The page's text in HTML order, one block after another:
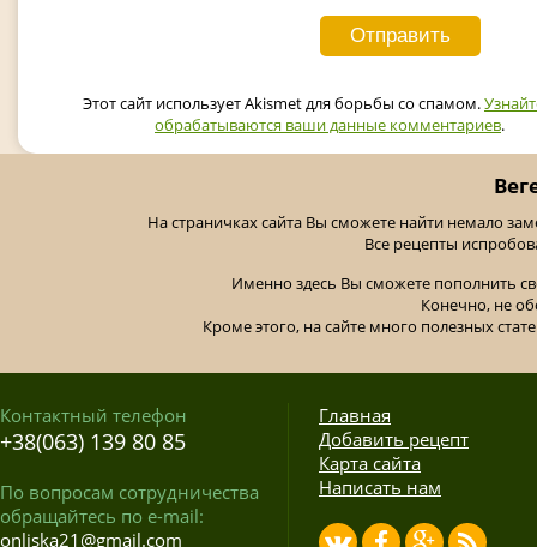
Этот сайт использует Akismet для борьбы со спамом.
обрабатываются ваши данные комментариев.
На страничках сайта Вы сможете найти немало
Все рецепты
Именно здесь Вы сможете пополнить
Конечно, не
Кроме этого, на сайте много полезных
Контактный телефон
+38(063) 139 80 85
По вопросам сотрудничества
обращайтесь по e-mail:
onliska21@gmail.com
Главная
Добавить рецепт
Карта сайта
Написать нам